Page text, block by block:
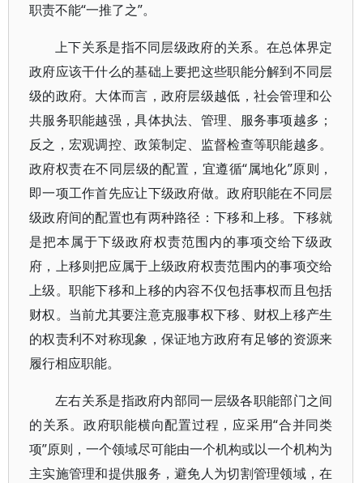
职责不能“一推了之”。
上下关系是指不同层级政府的关系。在总体界定
政府应该干什么的基础上要把这些职能分解到不同层
级的政府。大体而言，政府层级越低，社会管理和公
共服务职能越强，具体执法、管理、服务事项越多；
反之，宏观调控、政策制定、监督检查等职能越多。
政府权责在不同层级的配置，宜遵循“属地化”原则，
即一项工作首先应让下级政府做。政府职能在不同层
级政府间的配置也有两种路径：下移和上移。下移就
是把本属于下级政府权责范围内的事项交给下级政
府，上移则把应属于上级政府权责范围内的事项交给
上级。职能下移和上移的内容不仅包括事权而且包括
财权。当前尤其要注意克服事权下移、财权上移产生
的权责利不对称现象，保证地方政府有足够的资源来
履行相应职能。
左右关系是指政府内部同一层级各职能部门之间
的关系。政府职能横向配置过程，应采用“合并同类
项”原则，一个领域尽可能由一个机构或以一个机构为
主实施管理和提供服务，避免人为切割管理领域，在